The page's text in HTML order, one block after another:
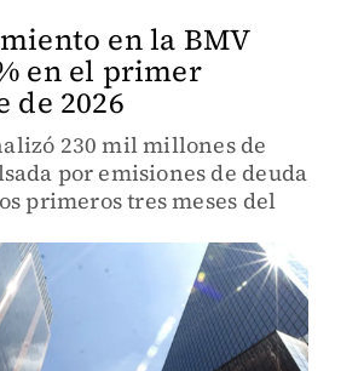
en la BMV
en el primer
de 2026
230 mil millones de
por emisiones de deuda
primeros tres meses del